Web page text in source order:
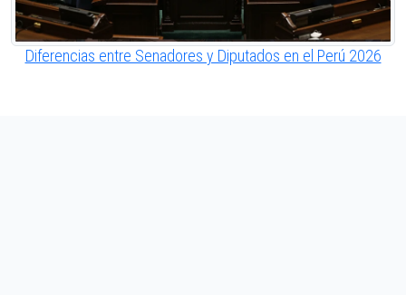
Diferencias entre Senadores y Diputados en el Perú 2026